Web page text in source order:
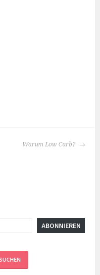
Warum Low Carb?
ABONNIEREN